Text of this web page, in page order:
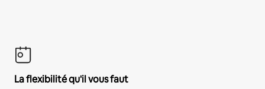
La flexibilité qu'il vous faut